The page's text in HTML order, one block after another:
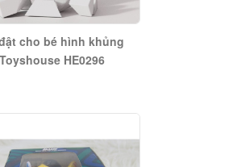
cho bé hình khủng
HE0296